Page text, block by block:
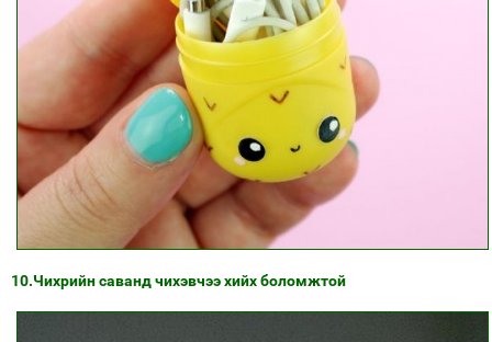
10.Чихрийн саванд чихэвчээ хийх боломжтой